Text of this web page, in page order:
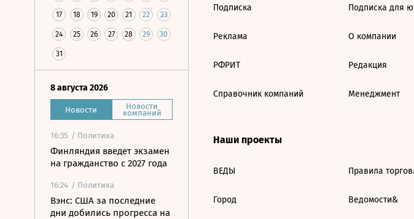
17 18 19 20 21 22 23
24 25 26 27 28 29 30
31
8 августа 2026
Новости Новости
компаний
16:35 / Политика
Финляндия введет экзамен
на гражданство с 2027 года
16:24 / Политика
Вэнс: США за последние
дни добились прогресса на
Подписка
Реклама
РФРИТ
Справочник компаний
Подписка для
О компании
Редакция
Менеджмент
Наши проекты
ВЕДЫ
Город
Правила
Ведомости&